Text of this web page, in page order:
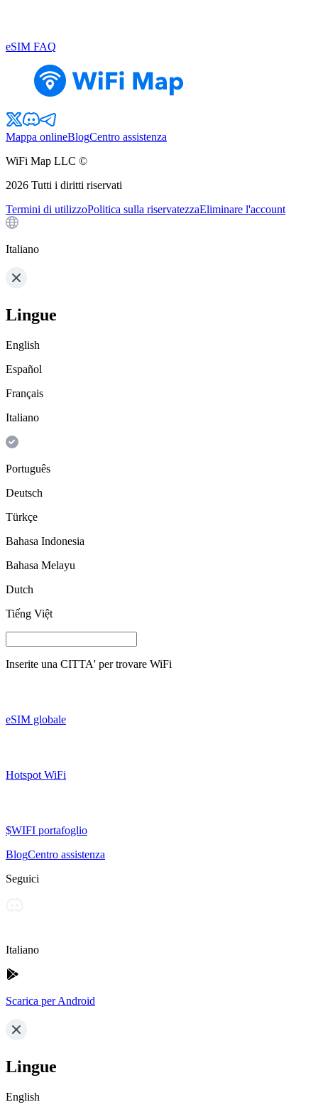
eSIM FAQ
Mappa onlineBlogCentro assistenza
WiFi Map LLC ©
2026 Tutti i diritti riservati
Termini di utilizzoPolitica sulla riservatezzaEliminare l'account
Italiano
Lingue
English
Español
Français
Italiano
Português
Deutsch
Türkçe
Bahasa Indonesia
Bahasa Melayu
Dutch
Tiếng Việt
Inserite una CITTA' per trovare WiFi
eSIM globale
Hotspot WiFi
$WIFI portafoglio
BlogCentro assistenza
Seguici
Italiano
Scarica per Android
Lingue
English